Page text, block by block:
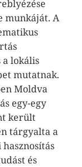
munkáját. A
lokális
mutatnak.
Moldva
egy-egy
került
tárgyalta a
és